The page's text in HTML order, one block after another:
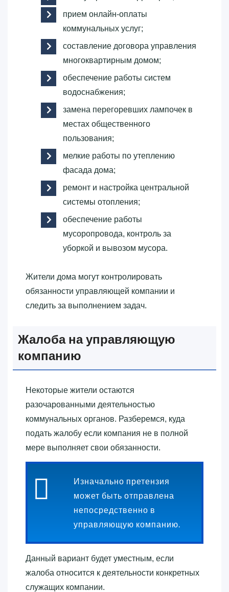
прием онлайн-оплаты
коммунальных услуг;
составление договора управления
многоквартирным домом;
обеспечение работы систем
водоснабжения;
замена перегоревших лампочек в
местах общественного
пользования;
мелкие работы по утеплению
фасада дома;
ремонт и настройка центральной
системы отопления;
обеспечение работы
мусоропровода, контроль за
уборкой и вывозом мусора.
Жители дома могут контролировать
обязанности управляющей компании и
следить за выполнением задач.
Жалоба на управляющую
компанию
Некоторые жители остаются
разочарованными деятельностью
коммунальных органов. Разберемся, куда
подать жалобу если компания не в полной
мере выполняет свои обязанности.
Изначально претензия
может быть отправлена
непосредственно в
управляющую компанию.
Данный вариант будет уместным, если
жалоба относится к деятельности конкретных
служащих компании.